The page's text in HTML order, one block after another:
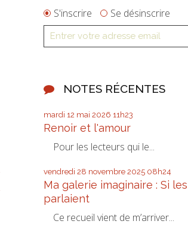
S'inscrire Se désinscrire
NOTES RÉCENTES
mardi 12 mai 2026 11h23
Renoir et l'amour
Pour les lecteurs qui le...
vendredi 28 novembre 2025 08h24
Ma galerie imaginaire : Si
parlaient
Ce recueil vient de m’arriver...